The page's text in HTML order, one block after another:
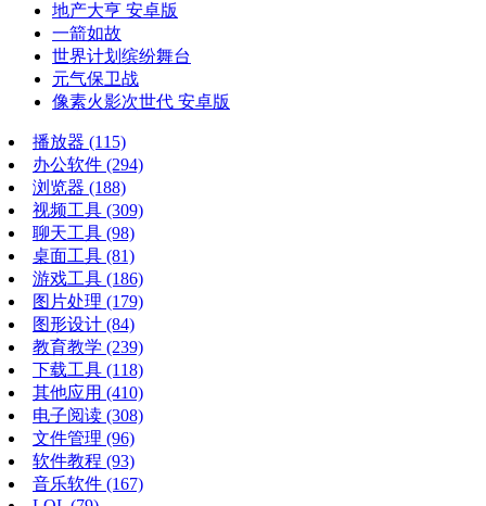
地产大亨 安卓版
一箭如故
世界计划缤纷舞台
元气保卫战
像素火影次世代 安卓版
播放器 (115)
办公软件 (294)
浏览器 (188)
视频工具 (309)
聊天工具 (98)
桌面工具 (81)
游戏工具 (186)
图片处理 (179)
图形设计 (84)
教育教学 (239)
下载工具 (118)
其他应用 (410)
电子阅读 (308)
文件管理 (96)
软件教程 (93)
音乐软件 (167)